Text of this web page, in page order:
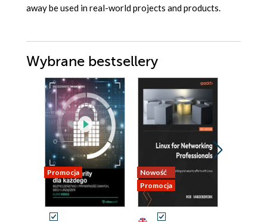
away be used in real-world projects and products.
Wybrane bestsellery
Promocja
Nowość
Promocja